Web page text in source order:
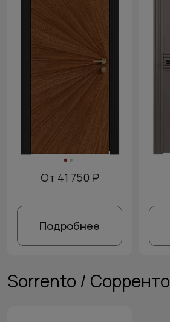
От 41 750 ₽
Подробнее
Sorrento / Сорренто